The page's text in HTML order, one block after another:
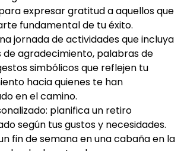
expresar gratitud a aquellos que
fundamental de tu éxito.
jornada de actividades que incluya
agradecimiento, palabras de
simbólicos que reflejen tu
hacia quienes te han
en el camino.
planifica un retiro
según tus gustos y necesidades.
fin de semana en una cabaña en la